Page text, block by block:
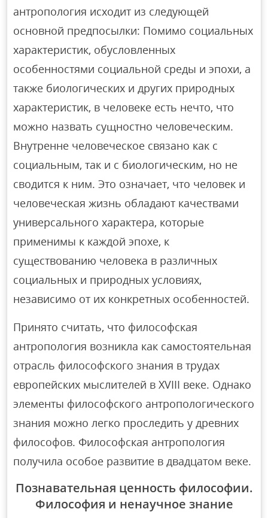
антропология исходит из следующей
основной предпосылки: Помимо социальных
характеристик, обусловленных
особенностями социальной среды и эпохи, а
также биологических и других природных
характеристик, в человеке есть нечто, что
можно назвать сущностно человеческим.
Внутренне человеческое связано как с
социальным, так и с биологическим, но не
сводится к ним. Это означает, что человек и
человеческая жизнь обладают качествами
универсального характера, которые
применимы к каждой эпохе, к
существованию человека в различных
социальных и природных условиях,
независимо от их конкретных особенностей.
Принято считать, что философская
антропология возникла как самостоятельная
отрасль философского знания в трудах
европейских мыслителей в XVIII веке. Однако
элементы философского антропологического
знания можно легко проследить у древних
философов. Философская антропология
получила особое развитие в двадцатом веке.
Познавательная ценность философии.
Философия и ненаучное знание